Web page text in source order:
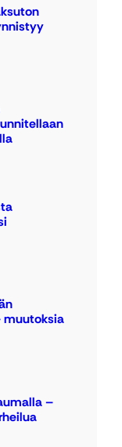
muutoksia
–